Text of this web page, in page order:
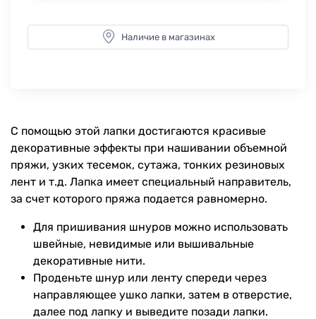
Наличие в магазинах
С помощью этой лапки достигаются красивые
декоративные эффекты при нашивании объемной
пряжи, узких тесемок, сутажа, тонких резиновых
лент и т.д. Лапка имеет специальный направитель,
за счет которого пряжа подается равномерно.
Для пришивания шнуров можно использовать
швейные, невидимые или вышивальные
декоративные нити.
Проденьте шнур или ленту спереди через
направляющее ушко лапки, затем в отверстие,
далее под лапку и выведите позади лапки.